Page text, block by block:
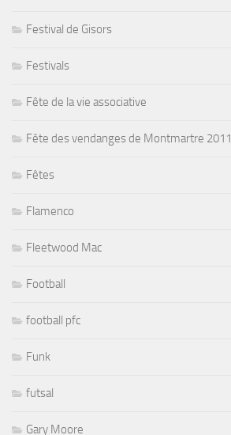
Festival de Gisors
Festivals
Fête de la vie associative
Fête des vendanges de Montmartre 2011
Fêtes
Flamenco
Fleetwood Mac
Football
football pfc
Funk
futsal
Gary Moore